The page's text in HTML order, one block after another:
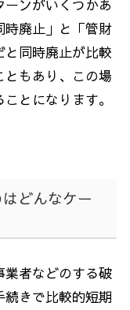
ンがいくつかあ
時廃止」と「管財
同時廃止が比較
もあり、この場
とになります。
どんなケー
業者などのする破
きで比較的短期